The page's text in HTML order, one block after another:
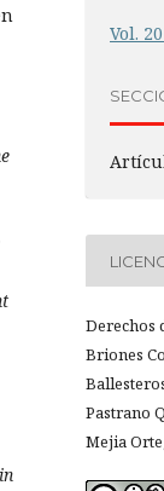
Vol.
Derechos
Briones
Pastrano
Mejia